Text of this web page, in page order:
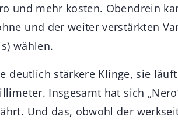
und mehr kosten. Obendrein
und der weiter verstärkten
wählen.
deutlich stärkere Klinge, sie
Insgesamt hat sich
Und das, obwohl der